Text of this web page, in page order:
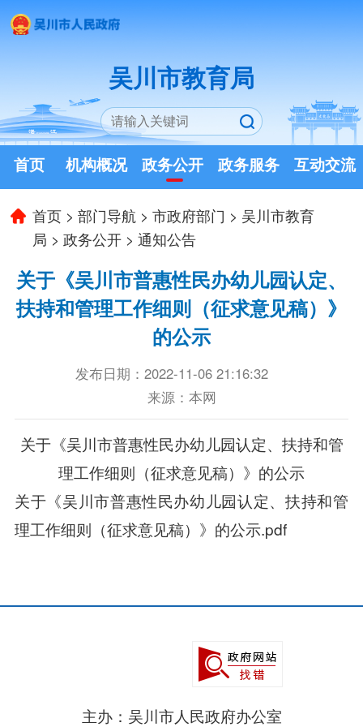
吴川市教育局
首页 机构概况 政务公开 政务服务 互动交流
首页 >部门导航 >市政府部门 > 吴川市教育
局 >政务公开 >通知公告
关于《吴川市普惠性民办幼儿园认定、
扶持和管理工作细则（征求意见稿）》
的公示
发布日期：2022-11-06 21:16:32
来源：本网
关于《吴川市普惠性民办幼儿园认定、扶持和管
理工作细则（征求意见稿）》的公示
关于《吴川市普惠性民办幼儿园认定、扶持和管
理工作细则（征求意见稿）》的公示.pdf
主办：吴川市人民政府办公室